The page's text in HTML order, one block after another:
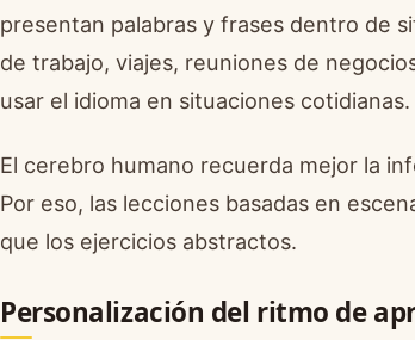
presentan palabras y frases dentro de
de trabajo, viajes, reuniones de
usar el idioma en situaciones cotidianas.
El cerebro humano recuerda mejor la
Por eso, las lecciones basadas en
que los ejercicios abstractos.
Personalización del ritmo de